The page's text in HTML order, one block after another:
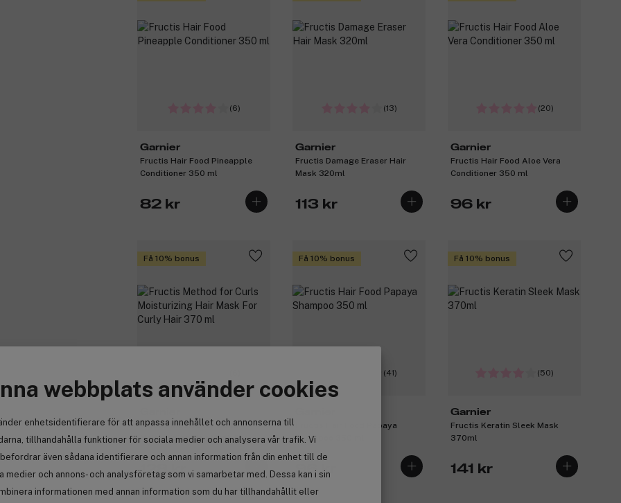
webbplats använder cookies
enhetsidentifierare för att anpassa innehållet och annonserna till
tillhandahålla funktioner för sociala medier och analysera vår trafik. Vi
även sådana identifierare och annan information från din enhet till de
medier och annons- och analysföretag som vi samarbetar med. Dessa kan i sin
informationen med annan information som du har tillhandahållit eller
(6)
Garnier
Fructis Hair Food Pineapple
Conditioner 350 ml
82 kr
(13)
Garnier
Fructis Damage Eraser Hair
Mask 320ml
113 kr
(20)
Garnier
Fructis Hair Food Aloe Vera
Conditioner 350 ml
96 kr
Få 10% bonus
Fructis Method for Curls
Moisturizing Hair Mask For
128 kr
Få 10% bonus
(41)
Fructis Hair Food Papaya
Shampoo 350 ml
96 kr
Få 10% bonus
(50)
Garnier
Fructis Keratin Sleek Mask
370ml
141 kr